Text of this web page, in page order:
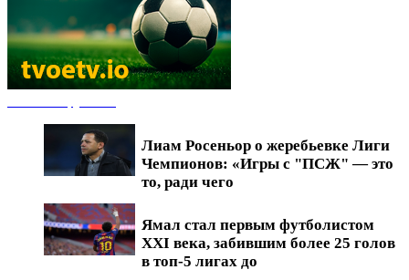
Лиам Росеньор о жеребьевке Лиги
Чемпионов: «Игры с "ПСЖ" — это
то, ради чего
Ямал стал первым футболистом
XXI века, забившим более 25 голов
в топ-5 лигах до